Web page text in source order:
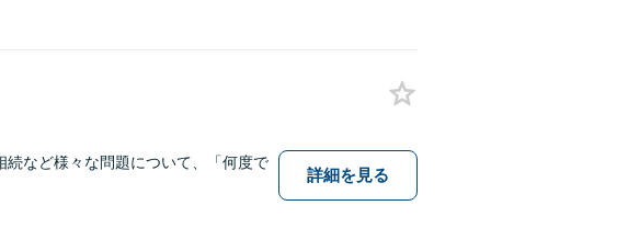
続など様々な問題について、「何度で
詳細を見る